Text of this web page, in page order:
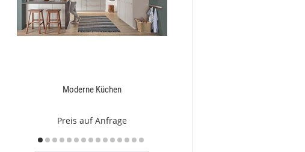
Moderne Küchen
Preis auf Anfrage